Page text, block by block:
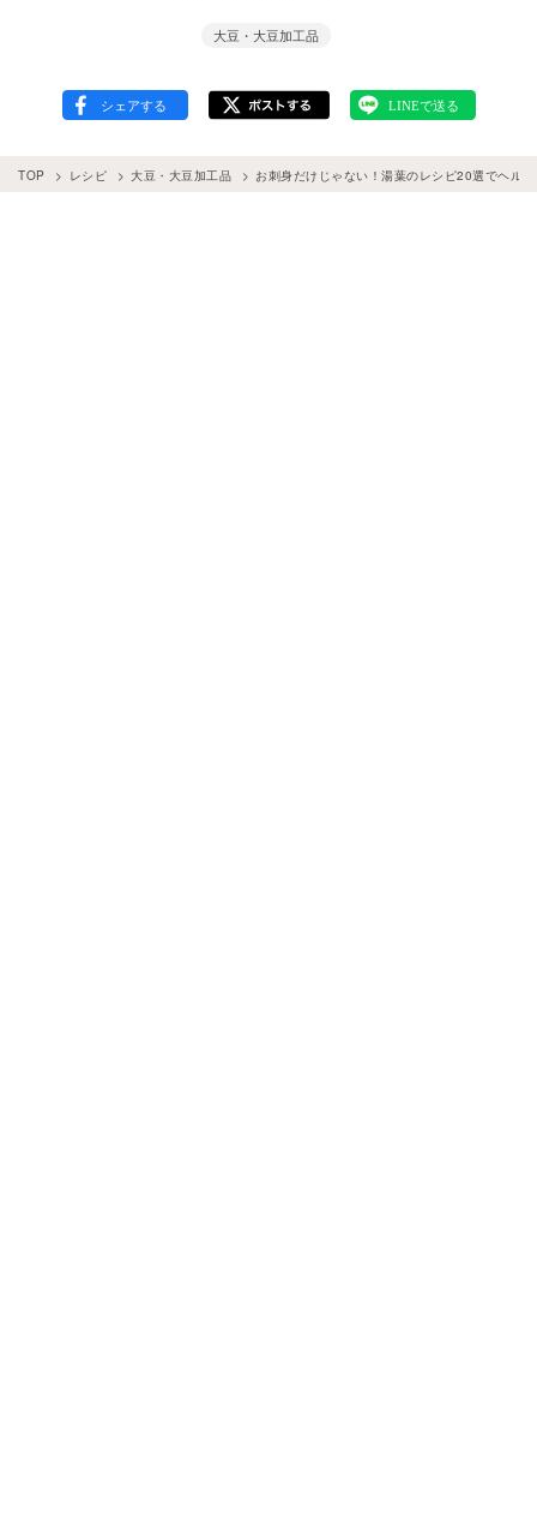
大豆・大豆加工品
TOP レシピ 大豆・大豆加工品 お刺身だけじゃない！湯葉のレシピ20選でヘル